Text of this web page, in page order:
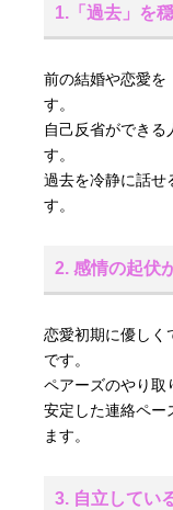
1.「過去」を
前の結婚や恋愛を
す。
自己反省ができる
す。
過去を冷静に話せ
す。
2. 感情の起伏
恋愛初期に優しく
です。
ペアーズのやり取
安定した連絡ペー
ます。
3. 自立してい